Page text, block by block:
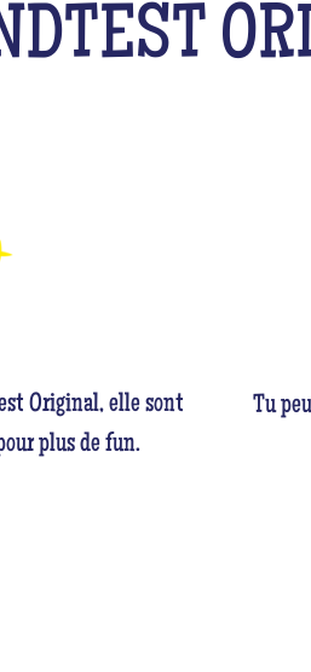
Original, elle sont
plus de fun.
Tu